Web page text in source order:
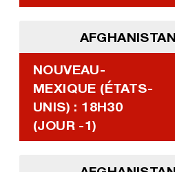
NOUVEAU-
MEXIQUE (ÉTATS-
UNIS) : 18H30
(JOUR -1)